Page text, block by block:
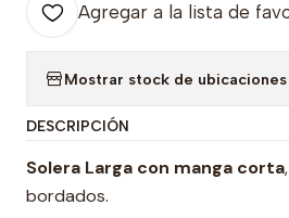
Agregar a la lista de
Mostrar stock de ubicaciones
DESCRIPCIÓN
Solera Larga con manga corta
bordados.